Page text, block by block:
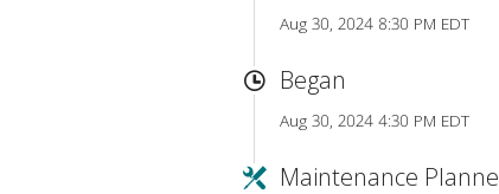
Aug 30, 2024 8:30 PM EDT
Began
Aug 30, 2024 4:30 PM EDT
Maintenance